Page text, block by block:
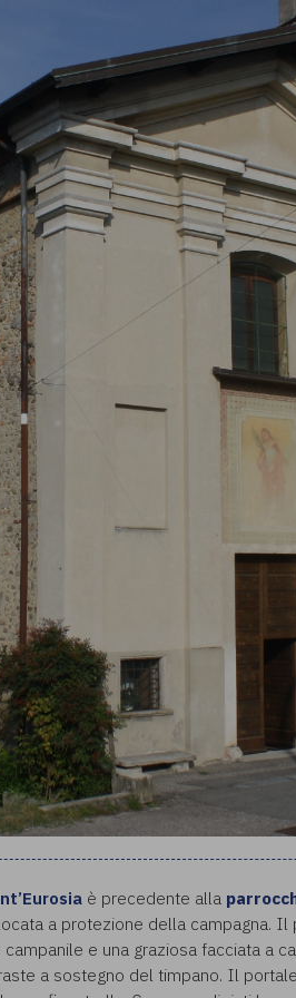
è precedente alla
a protezione della campagna.
e una graziosa facciata a
a sostegno del timpano. Il